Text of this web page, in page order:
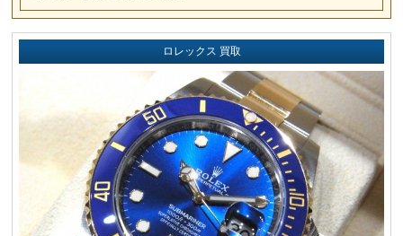
ロレックス 買取